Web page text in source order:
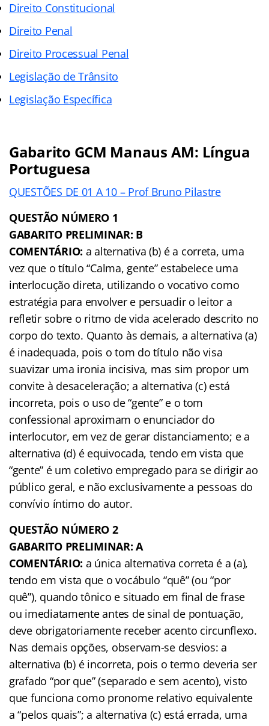
Direito Constitucional
Direito Penal
Direito Processual Penal
Legislação de Trânsito
Legislação Específica
Gabarito GCM Manaus AM: Língua
Portuguesa
QUESTÕES DE 01 A 10 – Prof Bruno Pilastre
QUESTÃO NÚMERO 1
GABARITO PRELIMINAR: B
COMENTÁRIO: a alternativa (b) é a correta, uma
vez que o título “Calma, gente” estabelece uma
interlocução direta, utilizando o vocativo como
estratégia para envolver e persuadir o leitor a
refletir sobre o ritmo de vida acelerado descrito no
corpo do texto. Quanto às demais, a alternativa (a)
é inadequada, pois o tom do título não visa
suavizar uma ironia incisiva, mas sim propor um
convite à desaceleração; a alternativa (c) está
incorreta, pois o uso de “gente” e o tom
confessional aproximam o enunciador do
interlocutor, em vez de gerar distanciamento; e a
alternativa (d) é equivocada, tendo em vista que
“gente” é um coletivo empregado para se dirigir ao
público geral, e não exclusivamente a pessoas do
convívio íntimo do autor.
QUESTÃO NÚMERO 2
GABARITO PRELIMINAR: A
COMENTÁRIO: a única alternativa correta é a (a),
tendo em vista que o vocábulo “quê” (ou “por
quê”), quando tônico e situado em final de frase
ou imediatamente antes de sinal de pontuação,
deve obrigatoriamente receber acento circunflexo.
Nas demais opções, observam-se desvios: a
alternativa (b) é incorreta, pois o termo deveria ser
grafado “por que” (separado e sem acento), visto
que funciona como pronome relativo equivalente
a “pelos quais”; a alternativa (c) está errada, uma